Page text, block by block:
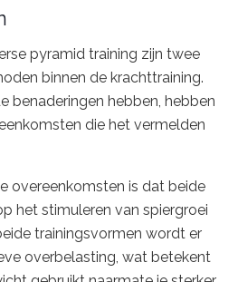
pyramid training zijn twee
binnen de krachttraining.
benaderingen hebben, hebben
die het vermelden
overeenkomsten is dat beide
het stimuleren van spiergroei
trainingsvormen wordt er
overbelasting, wat betekent